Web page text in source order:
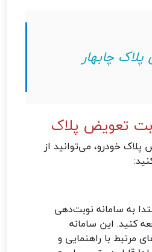
چابهار
تعویض پلاک
خودرو، می‌توانید از
به سامانه نوبت‌دهی
کنید. این سامانه
مرتبط با راهنمایی و